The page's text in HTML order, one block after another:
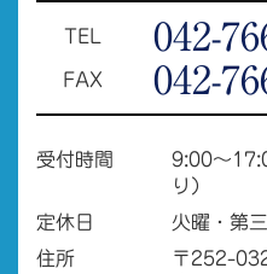
TEL 042-
FAX 042-
受付時間
9:00～
り）
定休日
火曜・第
住所
〒252-